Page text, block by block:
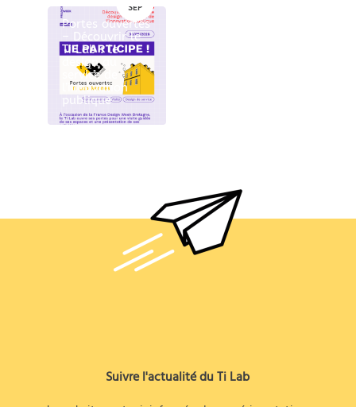
SEP
Portes ouvertes
– Découvrir le
Ti Lab : le
design au
service de
l’innovation
publique
Suivre l'actualité du Ti Lab